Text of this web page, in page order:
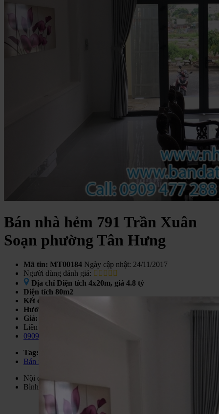
Bán nhà hẻm 791 Trần Xuân
Soạn phường Tân Hưng
Mã tin: MT00184 Ngày cập nhật: 24/11/2017
Người dùng đánh giá:
Địa chỉ Diện tích 4x20m, giá 4.8 tỷ
Diện tích 80m2
Kết cấu
Hướng
Không xác định
Giá:
Liên hệ ngay
0909477288 - Phước Sửu
Tag:
Bán nhà hẻm 791 Trần Xuân Soạn
Nội dung tin
Bình luận